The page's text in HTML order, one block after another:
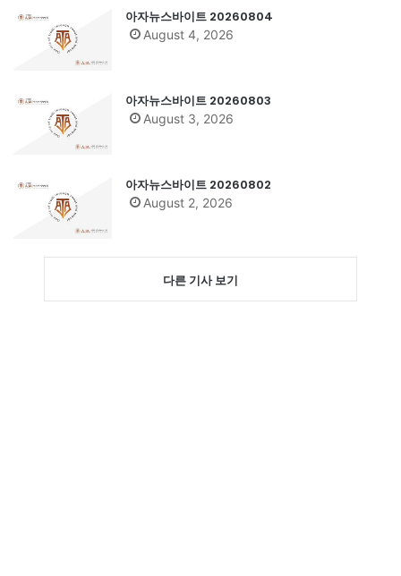
아자뉴스바이트 20260804
August 4, 2026
아자뉴스바이트 20260803
August 3, 2026
아자뉴스바이트 20260802
August 2, 2026
다른 기사 보기